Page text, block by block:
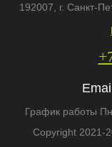
192007 , г. Санкт-
График работы
Copyright 2021-